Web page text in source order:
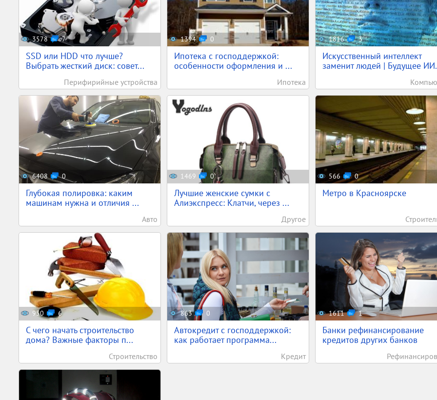
3578 7
SSD или HDD что лучше?
Выбрать жесткий диск: совет...
Перифирийные устройства
1394 0
Ипотека с господдержкой:
особенности оформления и ...
Ипотека
1816 3
Искусственный интеллект
заменит людей | Будущее
6408 0
Глубокая полировка: каким
машинам нужна и отличия ...
Авто
1469 0
Лучшие женские сумки с
Алиэкспресс: Клатчи, через ...
Другое
566 0
Метро в Красноярске
950 6
С чего начать строительство
дома? Важные факторы п...
Строительство
863 0
Автокредит с господдержкой:
как работает программа...
Кредит
1611 1
Банки рефинансирование
кредитов других банков